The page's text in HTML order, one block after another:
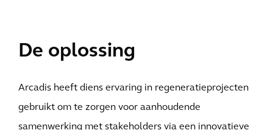
De oplossing
Arcadis heeft diens ervaring in regeneratieprojecten
gebruikt om te zorgen voor aanhoudende
samenwerking met stakeholders via een innovatieve